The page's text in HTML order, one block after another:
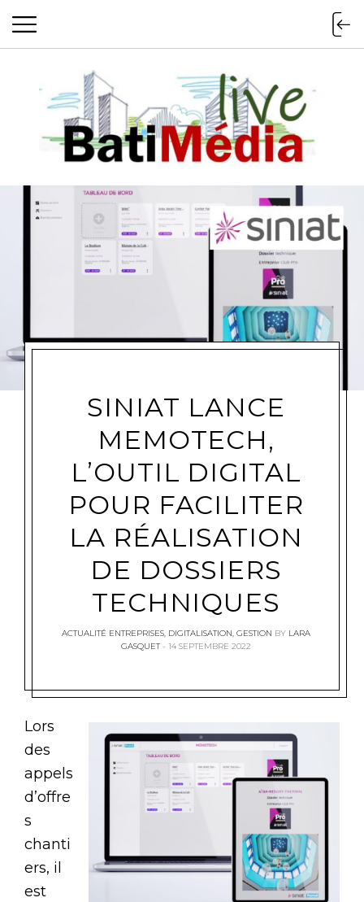
Batimedialive
SINIAT LANCE
MEMOTECH,
L’OUTIL DIGITAL
POUR FACILITER
LA RÉALISATION
DE DOSSIERS
TECHNIQUES
ACTUALITÉ ENTREPRISES, DIGITALISATION, GESTION BY LARA
GASQUET
14 SEPTEMBRE 2022
Lors
des
appels
d’offre
s
chanti
ers, il
est